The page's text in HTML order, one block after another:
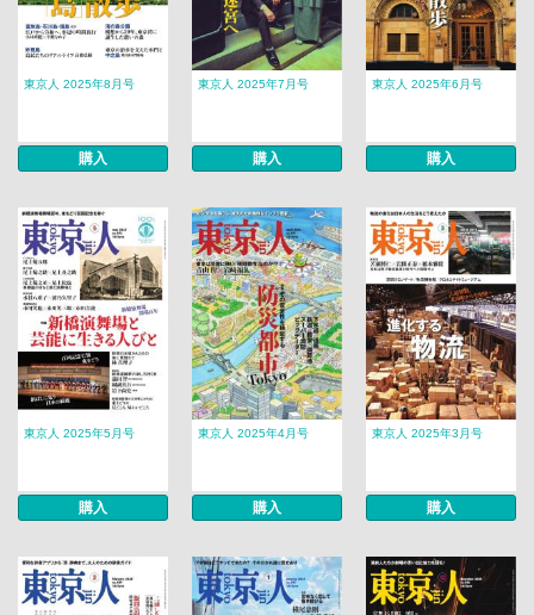
東京人 2025年8月号
購入
東京人 2025年7月号
購入
東京人 2025年6月号
購入
東京人 2025年5月号
購入
東京人 2025年4月号
購入
東京人 2025年3月号
購入